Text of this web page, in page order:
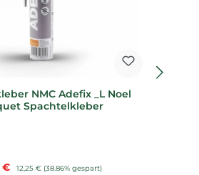
NMC Adefix _L Noel
Spachtelkleber
€ Regulärer Preis:
12,25 € (38.86% gespart)